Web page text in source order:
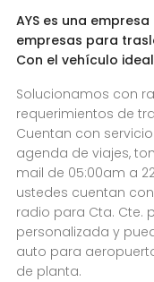
AYS es una
empresas para
Con el vehículo
Solucionamos con
requerimientos de
Cuentan con
agenda de viajes,
mail de 05:00am a
ustedes cuentan
radio para Cta. Cte.
personalizada y
auto para
de planta.